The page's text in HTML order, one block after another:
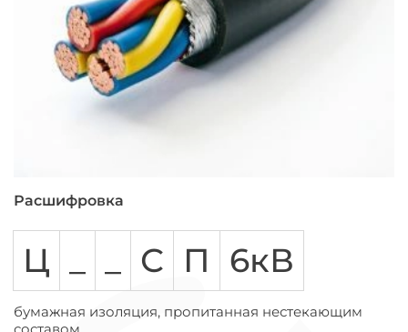
Расшифровка
Ц С П 6кВ
бумажная изоляция, пропитанная нестекающим